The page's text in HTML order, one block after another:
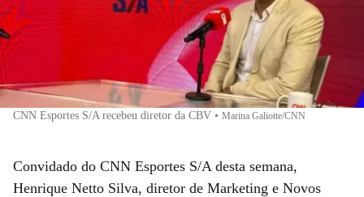
CNN Esportes S/A recebeu diretor da CBV • Marina Galiotte/CNN
Convidado do CNN Esportes S/A desta semana,
Henrique Netto Silva, diretor de Marketing e Novos